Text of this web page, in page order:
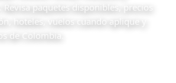
Revisa paquetes disponibles, precios
hoteles, vuelos cuando aplique y
de Colombia.